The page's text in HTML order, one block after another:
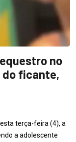
no
do ficante,
terça-feira (4), a
a adolescente